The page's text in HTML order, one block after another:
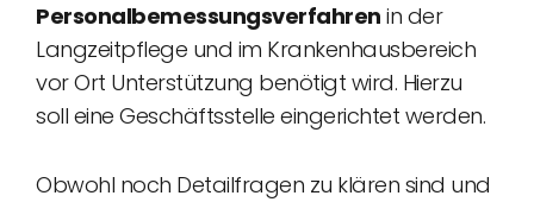
Personalbemessungsverfahren in der
Langzeitpflege und im Krankenhausbereich
vor Ort Unterstützung benötigt wird. Hierzu
soll eine Geschäftsstelle eingerichtet werden.
Obwohl noch Detailfragen zu klären sind und